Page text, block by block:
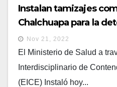
Instalan tamizajes
Chalchuapa para la
Nov 21, 2022
El Ministerio de Salud a
Interdisciplinario de
(EICE) Instaló hoy...